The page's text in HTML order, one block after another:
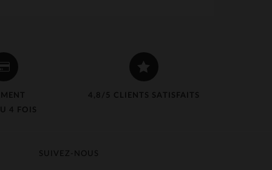
4 FOIS
4,8/5 CLIENTS SATISFAITS
SUIVEZ-NOUS